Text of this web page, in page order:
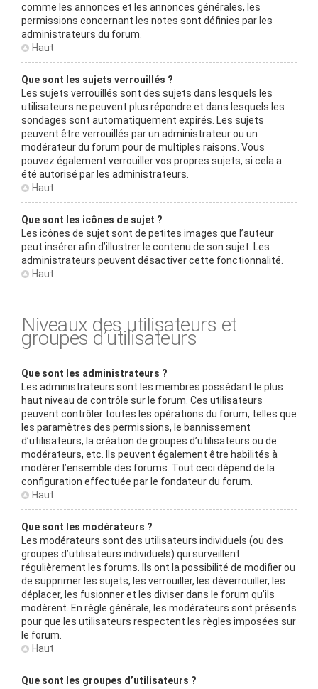
comme les annonces et les annonces générales, les
permissions concernant les notes sont définies par les
administrateurs du forum.
Haut
Que sont les sujets verrouillés ?
Les sujets verrouillés sont des sujets dans lesquels les
utilisateurs ne peuvent plus répondre et dans lesquels les
sondages sont automatiquement expirés. Les sujets
peuvent être verrouillés par un administrateur ou un
modérateur du forum pour de multiples raisons. Vous
pouvez également verrouiller vos propres sujets, si cela a
été autorisé par les administrateurs.
Haut
Que sont les icônes de sujet ?
Les icônes de sujet sont de petites images que l’auteur
peut insérer afin d’illustrer le contenu de son sujet. Les
administrateurs peuvent désactiver cette fonctionnalité.
Haut
Niveaux des utilisateurs et
groupes d’utilisateurs
Que sont les administrateurs ?
Les administrateurs sont les membres possédant le plus
haut niveau de contrôle sur le forum. Ces utilisateurs
peuvent contrôler toutes les opérations du forum, telles que
les paramètres des permissions, le bannissement
d’utilisateurs, la création de groupes d’utilisateurs ou de
modérateurs, etc. Ils peuvent également être habilités à
modérer l’ensemble des forums. Tout ceci dépend de la
configuration effectuée par le fondateur du forum.
Haut
Que sont les modérateurs ?
Les modérateurs sont des utilisateurs individuels (ou des
groupes d’utilisateurs individuels) qui surveillent
régulièrement les forums. Ils ont la possibilité de modifier ou
de supprimer les sujets, les verrouiller, les déverrouiller, les
déplacer, les fusionner et les diviser dans le forum qu’ils
modèrent. En règle générale, les modérateurs sont présents
pour que les utilisateurs respectent les règles imposées sur
le forum.
Haut
Que sont les groupes d’utilisateurs ?